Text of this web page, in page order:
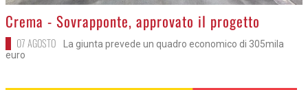
>
Crema - Sovrapponte, approvato il progetto
07 AGOSTO
La giunta prevede un quadro economico di 305mila
euro